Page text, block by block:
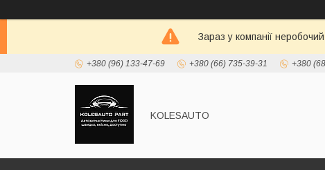
Зараз у компанії
+380 (96) 133-47-69 +380 (66) 735-39-31 +380
KOLESAUTO